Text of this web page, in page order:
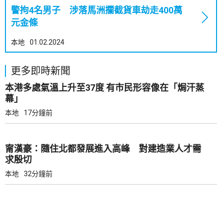
警拘4名男子 涉落馬洲攔截貨車劫走400萬
元金條
本地 01.02.2024
更多即時新聞
本港多處氣溫上升至37度 有市民形容像在「焗汗蒸
幕」
本地 17分鐘前
甯漢豪：隨住北都發展進入高峰 對建造業人才需
求殷切
本地 32分鐘前